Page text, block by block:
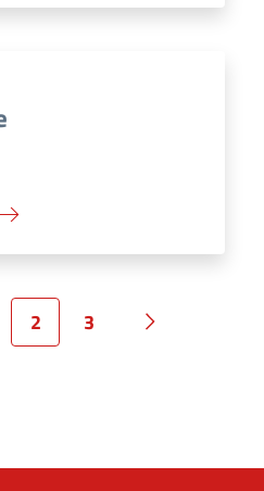
Pagina
2 Pagina
3
Pagina